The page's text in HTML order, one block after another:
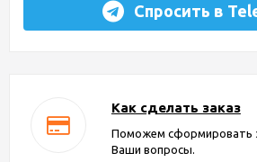
Спросить в
Как сделать заказ
Поможем сформировать
Ваши вопросы.